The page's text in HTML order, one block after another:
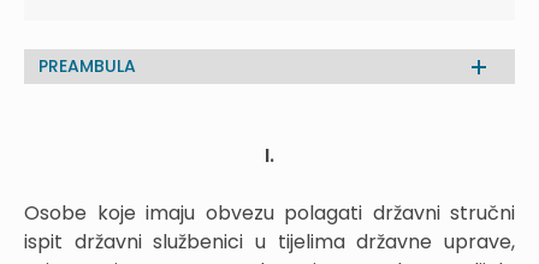
PREAMBULA
I.
Osobe koje imaju obvezu polagati državni stručni
ispit državni službenici u tijelima državne uprave,